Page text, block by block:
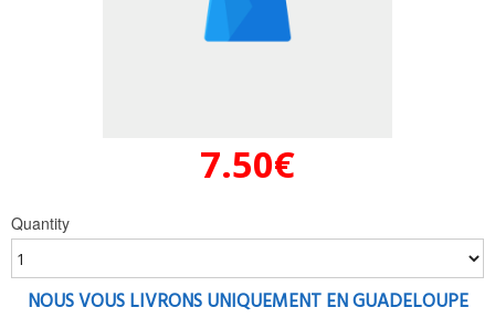
7.50€
Quantity
NOUS VOUS LIVRONS UNIQUEMENT EN GUADELOUPE